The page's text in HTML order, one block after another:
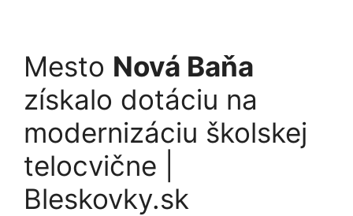
Mesto Nová Baňa
získalo dotáciu na
modernizáciu školskej
telocvične |
Bleskovky.sk